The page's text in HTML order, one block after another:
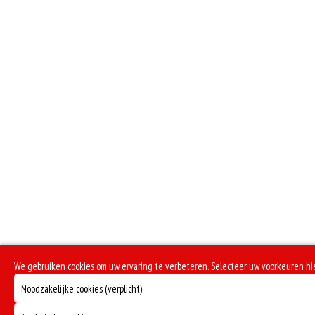
We gebruiken cookies om uw ervaring te verbeteren. Selecteer uw voorkeuren
Noodzakelijke cookies (verplicht)